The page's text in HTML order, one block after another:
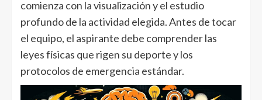
comienza con la visualización y el estudio
profundo de la actividad elegida. Antes de tocar
el equipo, el aspirante debe comprender las
leyes físicas que rigen su deporte y los
protocolos de emergencia estándar.